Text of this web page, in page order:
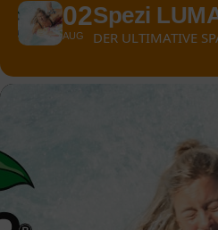
02
AUG
Spezi
DER ULTIMATIVE